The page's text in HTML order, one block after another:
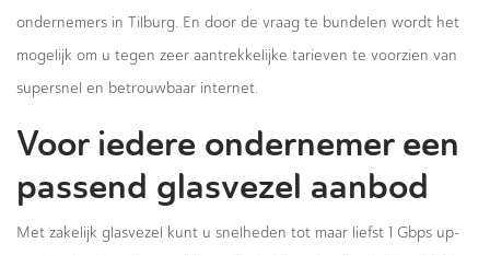
ondernemers in Tilburg. En door de vraag te bundelen wordt het
mogelijk om u tegen zeer aantrekkelijke tarieven te voorzien van
supersnel en betrouwbaar internet.
Voor iedere ondernemer een
passend glasvezel aanbod
Met zakelijk glasvezel kunt u snelheden tot maar liefst 1 Gbps up-